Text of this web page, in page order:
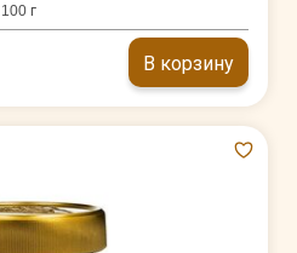
100 г
В корзину